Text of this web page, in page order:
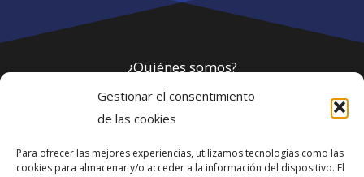
Gestionar el consentimiento
de las cookies
Para ofrecer las mejores experiencias, utilizamos tecnologías como las
cookies para almacenar y/o acceder a la información del dispositivo. El
¿Quiénes somos?
Política de privacidad
Webmaster